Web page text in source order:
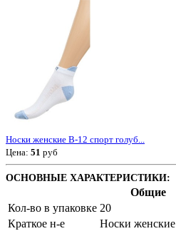
Носки женские В-12 спорт голуб...
Цена: 51 руб
ОСНОВНЫЕ ХАРАКТЕРИСТИКИ:
Общие
Кол-во в упаковке 20
Краткое н-е
Носки женские